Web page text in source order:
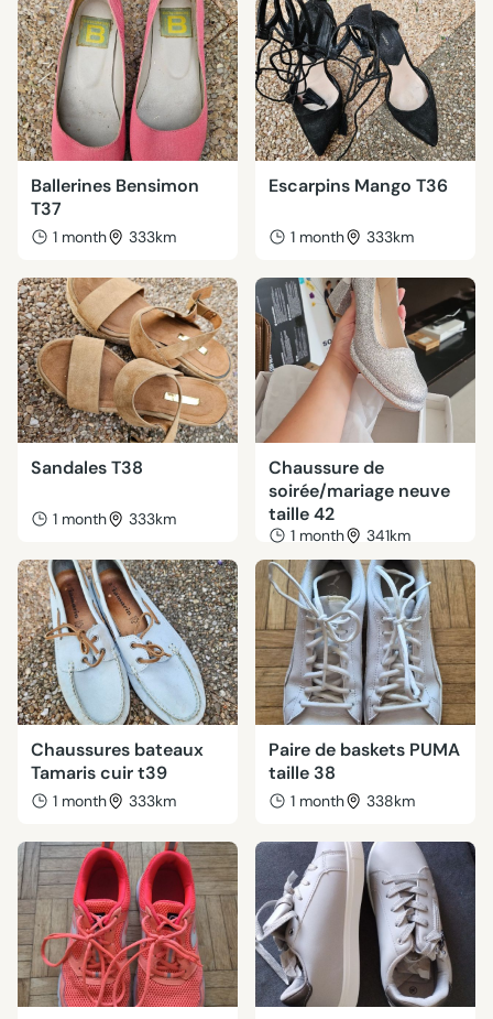
Ballerines Bensimon
T37
1 month 333km
Escarpins Mango T36
1 month 333km
Sandales T38
1 month 333km
Chaussure de
soirée/mariage neuve
taille 42
1 month 341km
Chaussures bateaux
Tamaris cuir t39
1 month 333km
Paire de baskets PUMA
taille 38
1 month 338km